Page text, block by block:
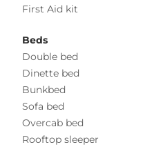
First Aid kit
Beds
Double bed
Dinette bed
Bunkbed
Sofa bed
Overcab bed
Rooftop sleeper